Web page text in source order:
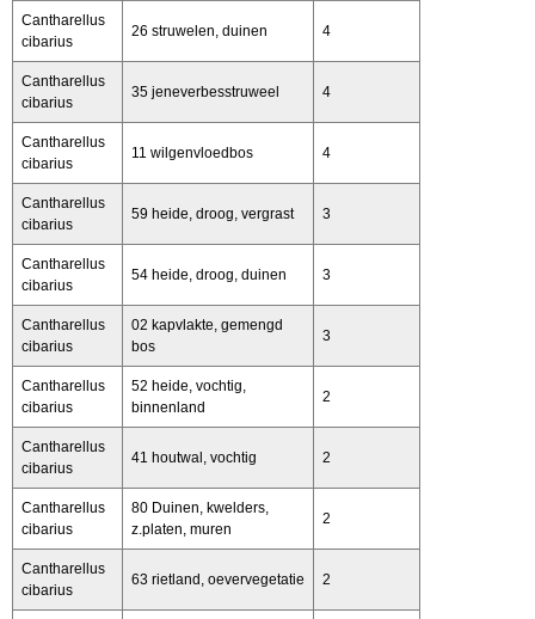
Cantharellus
cibarius
26 struwelen, duinen 4
Cantharellus
cibarius
35 jeneverbesstruweel 4
Cantharellus
cibarius
11 wilgenvloedbos 4
Cantharellus
cibarius
59 heide, droog, vergrast 3
Cantharellus
cibarius
54 heide, droog, duinen 3
Cantharellus
cibarius
02 kapvlakte, gemengd
bos
3
Cantharellus
cibarius
52 heide, vochtig,
binnenland
2
Cantharellus
cibarius
41 houtwal, vochtig 2
Cantharellus
cibarius
80 Duinen, kwelders,
z.platen, muren
2
Cantharellus
cibarius
63 rietland, oevervegetatie 2